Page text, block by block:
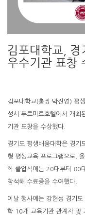
김포대학교, 경
우수기관 표창
김포대학교(총장 박진영) 평
성시 푸르미르호텔에서 개최
기관 표창을 수상했다.
경기도 평생배움대학은 경기
형 평생교육 프로그램으로,
학 졸업식에는 20대부터 80
참석해 수료증을 수여했다.
이날 행사에는 강현성 경기
학 10개 교육기관 관계자 및